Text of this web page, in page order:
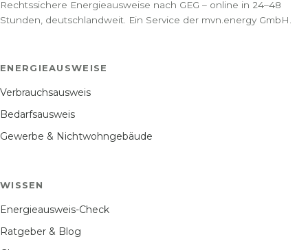
Rechtssichere Energieausweise nach GEG – online in 24–48
Stunden, deutschlandweit. Ein Service der mvn.energy GmbH.
ENERGIEAUSWEISE
Verbrauchsausweis
Bedarfsausweis
Gewerbe & Nichtwohngebäude
WISSEN
Energieausweis-Check
Ratgeber & Blog